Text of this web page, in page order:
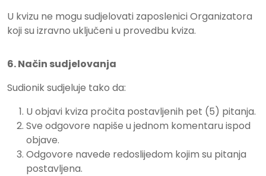
U kvizu ne mogu sudjelovati zaposlenici Organizatora
koji su izravno uključeni u provedbu kviza.
6. Način sudjelovanja
Sudionik sudjeluje tako da:
U objavi kviza pročita postavljenih pet (5) pitanja.
Sve odgovore napiše u jednom komentaru ispod
objave.
Odgovore navede redoslijedom kojim su pitanja
postavljena.